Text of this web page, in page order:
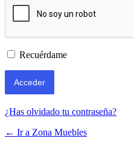
Recuérdame
¿Has olvidado tu contraseña?
← Ir a Zona Muebles